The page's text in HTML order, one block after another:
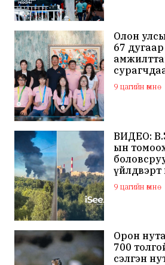
Олон
67
9 цагийн өмнө
ВИДЕО:
ын
үйлдвэрт
мэдэгдлээ
9 цагийн өмнө
Орон
700
сэлгэн